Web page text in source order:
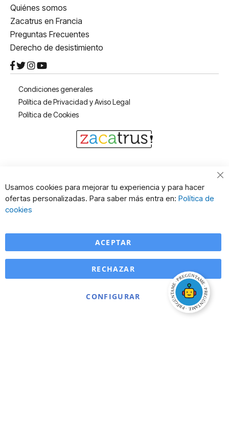
Quiénes somos
Zacatrus en Francia
Preguntas Frecuentes
Derecho de desistimiento
Condiciones generales
Política de Privacidad y Aviso Legal
Política de Cookies
Usamos cookies para mejorar tu experiencia y para hacer
ofertas personalizadas. Para saber más entra en: Política de
cookies
ACEPTAR
CONFIGURAR
RECHAZAR